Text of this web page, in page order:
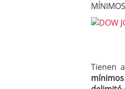
Tienen